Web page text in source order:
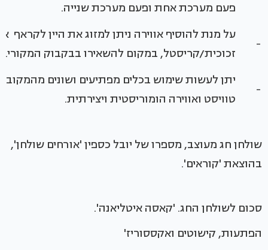
פעם מערכת אחת ופעם מערכת שנייה.
-
על מנת להוסיף אווירה ניתן למזוג את היין לקראף
זכוכית/קריסטל, במקום להשאירו בבקבוק המקורי.
-
יתן לעשות שימוש בכלים מפתיעים ושונים
טוויסט ואווירה הומוריסטית ויצירתית.
שולחן חג מעוצב, מספרו של יובל כספין 'אורחים שולחן',
בהוצאת 'קוראים'.
סכום לשולחן החג. 'קאסה איטליאנה'.
הפתעות, קישוטים ואקססוריז'